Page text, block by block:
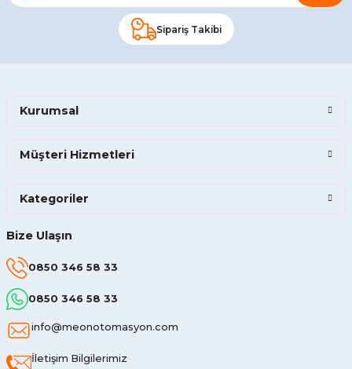
Sipariş Takibi
Bize Ulaşın
0850 346 58 33
0850 346 58 33
info@meonotomasyon.com
İletişim Bilgilerimiz
Kurumsal
Müşteri Hizmetleri
Kategoriler